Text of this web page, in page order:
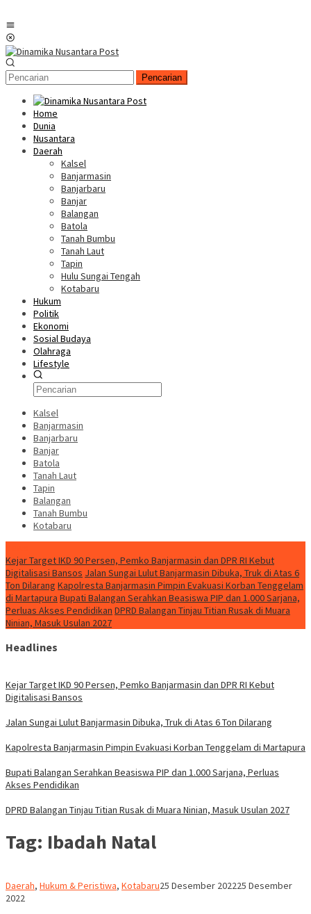
Pencarian
Home
Dunia
Nusantara
Daerah
Kalsel
Banjarmasin
Banjarbaru
Banjar
Balangan
Batola
Tanah Bumbu
Tanah Laut
Tapin
Hulu Sungai Tengah
Kotabaru
Hukum
Politik
Ekonomi
Sosial Budaya
Olahraga
Lifestyle
Kalsel
Banjarmasin
Banjarbaru
Banjar
Batola
Tanah Laut
Tapin
Balangan
Tanah Bumbu
Kotabaru
Kejar Target IKD 90 Persen, Pemko Banjarmasin dan DPR RI Kebut
Digitalisasi Bansos Jalan Sungai Lulut Banjarmasin Dibuka, Truk di Atas 6
Ton Dilarang Kapolresta Banjarmasin Pimpin Evakuasi Korban Tenggelam
di Martapura Bupati Balangan Serahkan Beasiswa PIP dan 1.000 Sarjana,
Perluas Akses Pendidikan DPRD Balangan Tinjau Titian Rusak di Muara
Ninian, Masuk Usulan 2027
Headlines
Kejar Target IKD 90 Persen, Pemko Banjarmasin dan DPR RI Kebut
Digitalisasi Bansos
Jalan Sungai Lulut Banjarmasin Dibuka, Truk di Atas 6 Ton Dilarang
Kapolresta Banjarmasin Pimpin Evakuasi Korban Tenggelam di Martapura
Bupati Balangan Serahkan Beasiswa PIP dan 1.000 Sarjana, Perluas
Akses Pendidikan
DPRD Balangan Tinjau Titian Rusak di Muara Ninian, Masuk Usulan 2027
Tag: Ibadah Natal
Daerah, Hukum & Peristiwa, KotabaruRobert
25 Desember 202225 Desember
2022